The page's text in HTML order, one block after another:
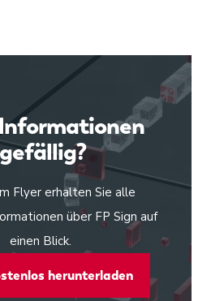
gefällig?
Flyer erhalten Sie alle
über FP Sign auf
einen Blick.
herunterladen